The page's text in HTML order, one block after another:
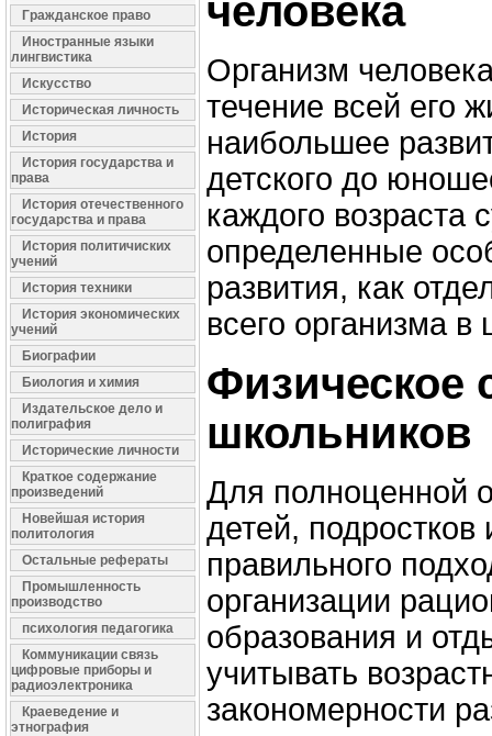
Гражданское право
Иностранные языки
лингвистика
Искусство
Историческая личность
История
История государства и
права
История отечественного
государства и права
История политичиских
учений
История техники
История экономических
учений
Биографии
Биология и химия
Издательское дело и
полиграфия
Исторические личности
Краткое содержание
произведений
Новейшая история
политология
Остальные рефераты
Промышленность
производство
психология педагогика
Коммуникации связь
цифровые приборы и
радиоэлектроника
Краеведение и
этнография
человека
Организм
течение всей его
наибольшее
детского до
каждого возраста
определенные
развития, как
всего организма в
Физическое
школьников
Для полноценной
детей,
правильного
организации
образования и
учитывать
закономерности